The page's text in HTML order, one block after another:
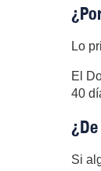
Lo
El
40
Si